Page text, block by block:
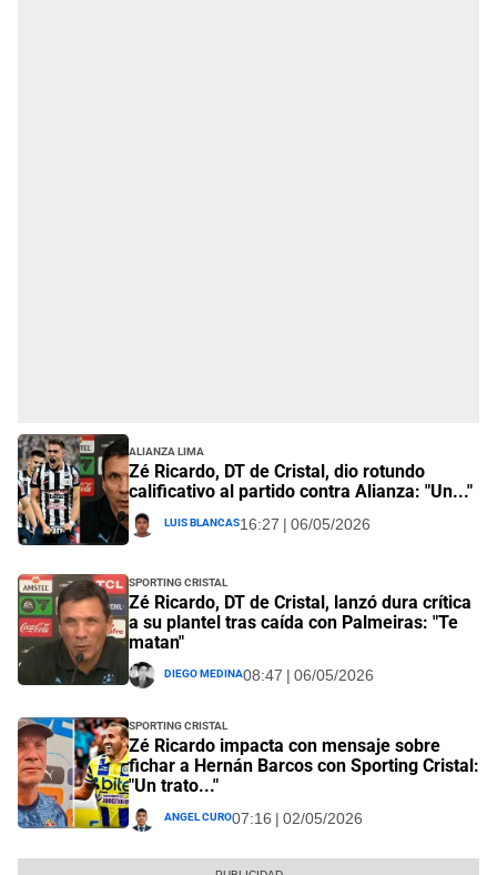
Alianza Lima
Zé Ricardo, DT de Cristal, dio rotundo
calificativo al partido contra Alianza: "Un..."
Luis Blancas16:27 | 06/05/2026
Sporting Cristal
Zé Ricardo, DT de Cristal, lanzó dura crítica
a su plantel tras caída con Palmeiras: "Te
matan"
Diego Medina08:47 | 06/05/2026
Sporting Cristal
Zé Ricardo impacta con mensaje sobre
fichar a Hernán Barcos con Sporting Cristal:
"Un trato..."
Angel Curo07:16 | 02/05/2026